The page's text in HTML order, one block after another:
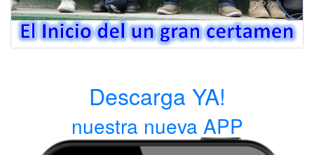
Descarga YA!
nuestra nueva APP